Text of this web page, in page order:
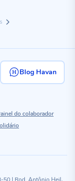
Blog Havan
do colaborador